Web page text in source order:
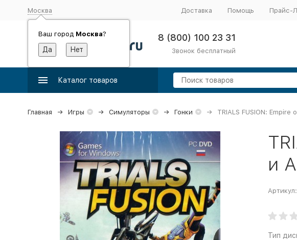
Москва
Ваш город Москва?
Доставка Помощь Прайс-
8 (800) 100 23 31
Звонок бесплатный
Каталог товаров
Главная Игры Симуляторы Гонки TRIALS FUSION:
и
Артикул:
Тип